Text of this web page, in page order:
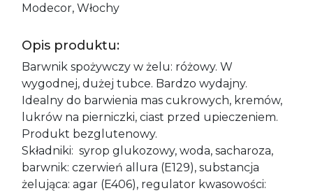
Modecor, Włochy
Opis produktu:
Barwnik spożywczy w żelu: różowy. W
wygodnej, dużej tubce. Bardzo wydajny.
Idealny do barwienia mas cukrowych, kremów,
lukrów na pierniczki, ciast przed upieczeniem.
Produkt bezglutenowy.
Składniki: syrop glukozowy, woda, sacharoza,
barwnik: czerwień allura (E129), substancja
żelująca: agar (E406), regulator kwasowości: